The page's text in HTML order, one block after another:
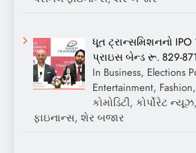
ધૂત ટ્રાન્સમિશનનો
પ્રાઇસ બેન્ડ રૂ. 829-871
In Business, Elections
Entertainment,
કોમોડિટી, કોર્પોરેટ
ફાઇનાન્સ, શેર બજાર